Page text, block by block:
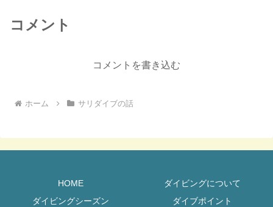
コメント
コメントを書き込む
ホーム サリダイブの話
HOME
ダイビングについて
ダイビングシーズン
ダイブポイント